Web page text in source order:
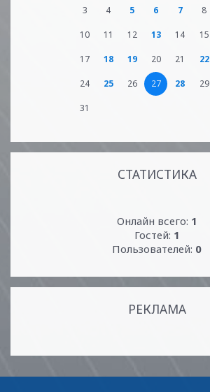
3 4 5 6 7 8
10 11 12 13 14 15
17 18 19 20 21 22
24 25 26 27 28 29
31
СТАТИСТИКА
Онлайн всего: 1
Гостей: 1
Пользователей: 0
РЕКЛАМА